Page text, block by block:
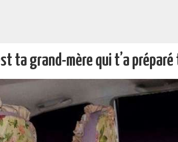
ta grand-mère qui t’a